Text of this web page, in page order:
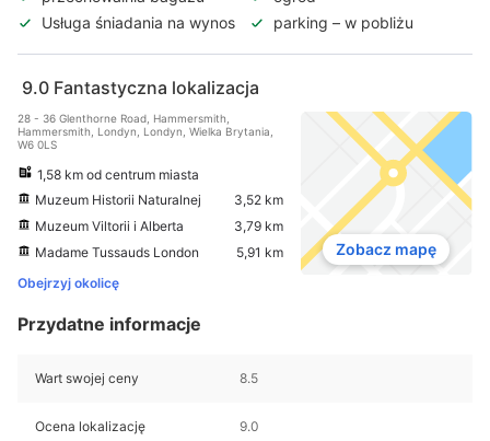
Usługa śniadania na wynos
parking – w pobliżu
9.0 Fantastyczna lokalizacja
28 - 36 Glenthorne Road, Hammersmith,
Hammersmith, Londyn, Londyn, Wielka Brytania,
W6 0LS
1,58 km od centrum miasta
Muzeum Historii Naturalnej
3,52 km
Muzeum Viltorii i Alberta
3,79 km
Madame Tussauds London
5,91 km
Obejrzyj okolicę
Zobacz mapę
Przydatne informacje
Wart swojej ceny 8.5
Ocena lokalizację 9.0